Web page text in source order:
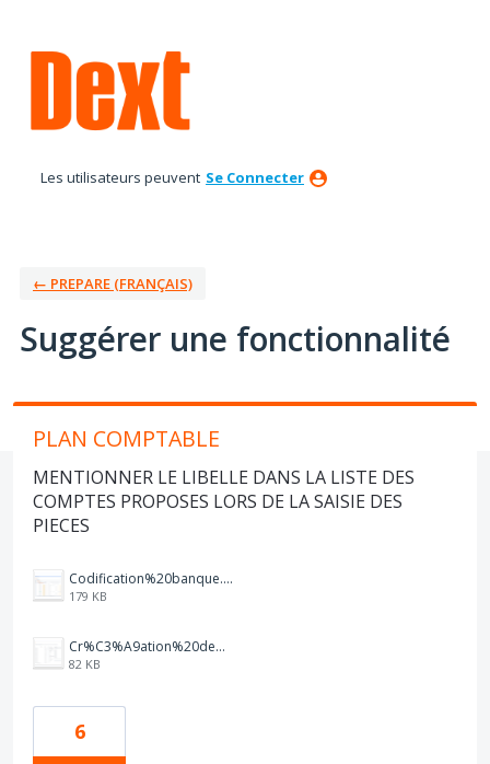
au
contenu
Les utilisateurs peuvent Se Connecter
← PREPARE (FRANÇAIS)
Suggérer une fonctionnalité
PLAN COMPTABLE
MENTIONNER LE LIBELLE DANS LA LISTE DES
COMPTES PROPOSES LORS DE LA SAISIE DES
PIECES
Codification%20banque.PNG
179 KB
Cr%C3%A9ation%20de%20r%C3%A8gle%20bancaire.PNG
82 KB
6